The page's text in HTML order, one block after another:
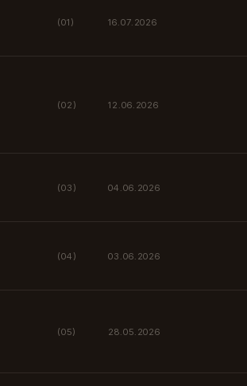
(01) 16.07.2026
(02) 12.06.2026
(03) 04.06.2026
(04) 03.06.2026
(05) 28.05.2026